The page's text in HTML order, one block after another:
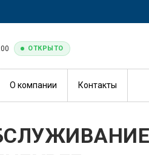
ОТКРЫТО
О компании Контакты